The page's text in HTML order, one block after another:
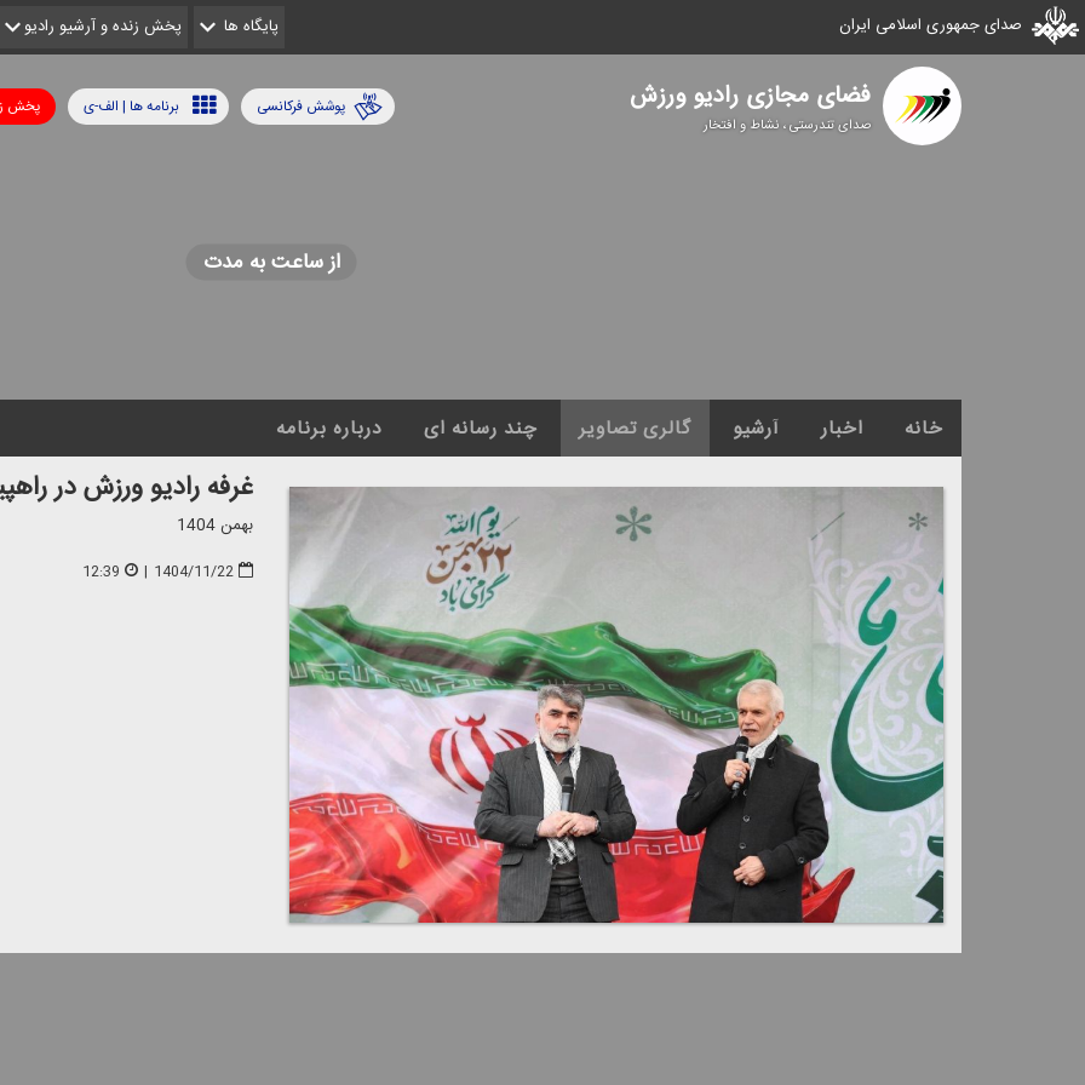
صدای جمهوری اسلامی ایران پایگاه ها پخش زنده و آرشیو رادیو
فضای مجازی رادیو ورزش
صدای تندرستی ، نشاط و افتخار
پخش برنامه ها | الف-ی پوشش فرکانسی
از ساعت به مدت
خانه اخبار آرشیو گالری تصاویر چند رسانه ای درباره برنامه
غرفه رادیو ورزش در
بهمن 1404
1404/11/22
|
12:39